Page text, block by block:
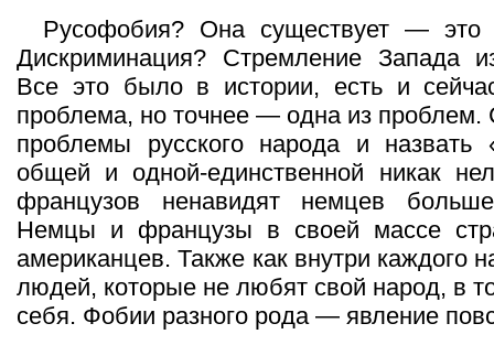
Русофобия? Она существует — это
Дискриминация? Стремление Запада
Все это было в истории, есть и
проблема, но точнее — одна из проблем.
проблемы русского народа и
общей и одной-единственной никак
французов ненавидят немцев
Немцы и французы в своей массе
американцев. Также как внутри каждого
людей, которые не любят свой народ, в
себя. Фобии разного рода — явление